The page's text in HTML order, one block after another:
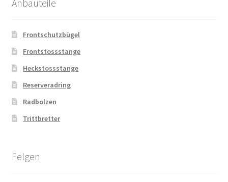
Anbauteile
Frontschutzbügel
Frontstossstange
Heckstossstange
Reserveradring
Radbolzen
Trittbretter
Felgen